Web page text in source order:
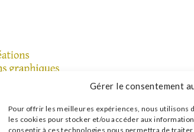
Gérer le consentement
Pour offrir les meilleures expériences, nous utilisons
les cookies pour stocker et/ou accéder aux
consentir à ces technologies nous permettra de